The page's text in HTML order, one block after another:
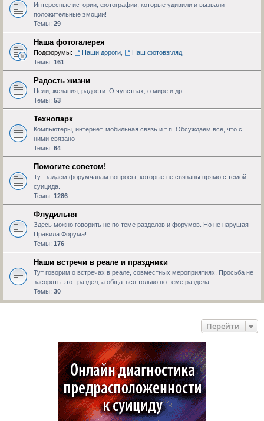
Интересные истории, фотографии, которые удивили и вызвали
положительные эмоции!
Темы: 29
Наша фотогалерея
Подфорумы: Наши дороги,
Наш фотовзгляд
Темы: 161
Радость жизни
Цели, желания, радости. О чувствах, о мире и др.
Темы: 53
Технопарк
Компьютеры, интернет, мобильная связь и т.п. Обсуждаем все, что с
ними связано
Темы: 64
Помогите советом!
Тут задаем форумчанам вопросы, которые не связаны прямо с темой
суицида.
Темы: 1286
Флудильня
Здесь можно говорить не по теме разделов и форумов. Но не нарушая
Правила Форума!
Темы: 176
Наши встречи в реале и праздники
Тут говорим о встречах в реале, совместных мероприятиях. Просьба не
засорять этот раздел, а общаться только по теме раздела
Темы: 30
Перейти